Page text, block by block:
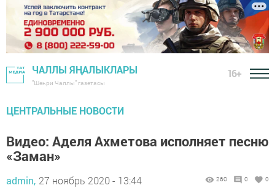
ЧАЛЛЫ ЯҢАЛЫКЛАРЫ
"Шәһри Чаллы" газетасы
16+
ЦЕНТРАЛЬНЫЕ НОВОСТИ
Видео: Аделя Ахметова исполняет песню
«Заман»
admin, 27 ноябрь 2020 - 13:44 260 0 0